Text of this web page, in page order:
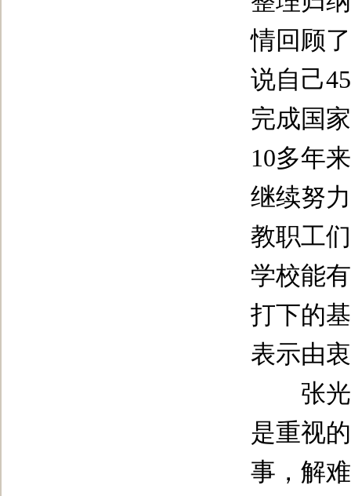
情回顾
说自己45
完成国
10多年
继续努
教职工
学校能
打下的
表示由
张光
是重视
事，解